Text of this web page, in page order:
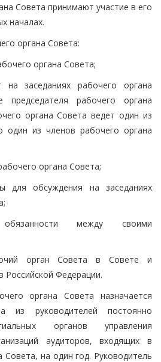
Совета принимают участие в его
началах.
органа Совета:
органа Совета;
на заседаниях рабочего органа
председателя рабочего органа
органа Совета ведет один из
один из членов рабочего органа
органа Совета;
для обсуждения на заседаниях
между своими
орган Совета в Совете и
Российской Федерации.
органа Совета назначается
из руководителей постоянно
органов управления
аудиторов, входящих в
Совета, на один год. Руководитель